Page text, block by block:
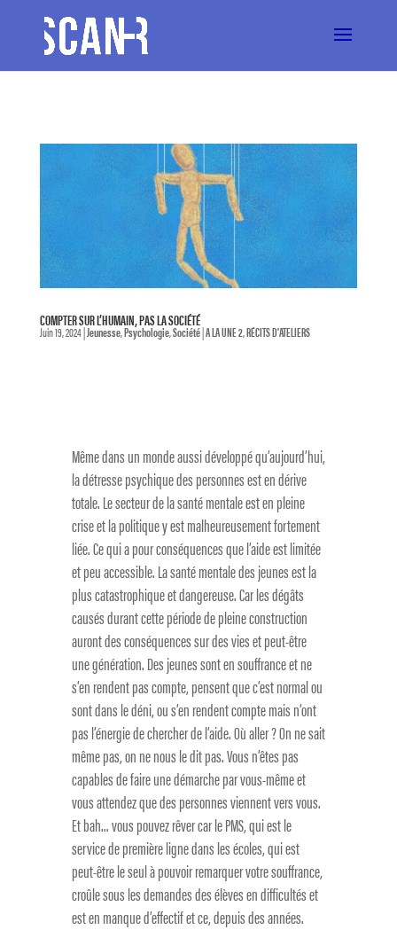
COMPTER SUR L’HUMAIN, PAS LA SOCIÉTÉ
Juin 19, 2024|Jeunesse,Psychologie,Société|A LA UNE 2,RÉCITS D'ATELIERS
Même dans un monde aussi développé qu’aujourd’hui,
la détresse psychique des personnes est en dérive
totale. Le secteur de la santé mentale est en pleine
crise et la politique y est malheureusement fortement
liée. Ce qui a pour conséquences que l’aide est limitée
et peu accessible. La santé mentale des jeunes est la
plus catastrophique et dangereuse. Car les dégâts
causés durant cette période de pleine construction
auront des conséquences sur des vies et peut-être
une génération. Des jeunes sont en souffrance et ne
s’en rendent pas compte, pensent que c’est normal ou
sont dans le déni, ou s’en rendent compte mais n’ont
pas l’énergie de chercher de l’aide. Où aller ? On ne sait
même pas, on ne nous le dit pas. Vous n’êtes pas
capables de faire une démarche par vous-même et
vous attendez que des personnes viennent vers vous.
Et bah… vous pouvez rêver car le PMS, qui est le
service de première ligne dans les écoles, qui est
peut-être le seul à pouvoir remarquer votre souffrance,
croûle sous les demandes des élèves en difficultés et
est en manque d’effectif et ce, depuis des années.